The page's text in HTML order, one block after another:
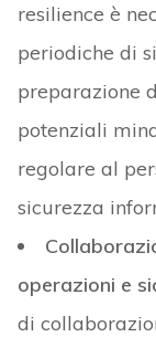
resilience è
periodiche di
preparazione
potenziali
regolare al
sicurezza
operazioni e
di